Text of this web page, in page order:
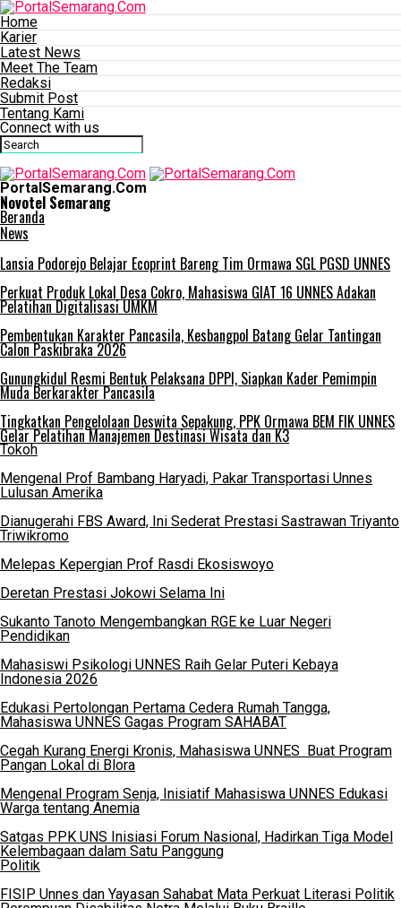
Home
Karier
Latest News
Meet The Team
Redaksi
Submit Post
Tentang Kami
Connect with us
PortalSemarang.Com
Novotel Semarang
Beranda
News
Lansia Podorejo Belajar Ecoprint Bareng Tim Ormawa SGL PGSD UNNES
Perkuat Produk Lokal Desa Cokro, Mahasiswa GIAT 16 UNNES Adakan
Pelatihan Digitalisasi UMKM
Pembentukan Karakter Pancasila, Kesbangpol Batang Gelar Tantingan
Calon Paskibraka 2026
Gunungkidul Resmi Bentuk Pelaksana DPPI, Siapkan Kader Pemimpin
Muda Berkarakter Pancasila
Tingkatkan Pengelolaan Deswita Sepakung, PPK Ormawa BEM FIK UNNES
Gelar Pelatihan Manajemen Destinasi Wisata dan K3
Tokoh
Mengenal Prof Bambang Haryadi, Pakar Transportasi Unnes
Lulusan Amerika
Dianugerahi FBS Award, Ini Sederat Prestasi Sastrawan Triyanto
Triwikromo
Melepas Kepergian Prof Rasdi Ekosiswoyo
Deretan Prestasi Jokowi Selama Ini
Sukanto Tanoto Mengembangkan RGE ke Luar Negeri
Pendidikan
Mahasiswi Psikologi UNNES Raih Gelar Puteri Kebaya
Indonesia 2026
Edukasi Pertolongan Pertama Cedera Rumah Tangga,
Mahasiswa UNNES Gagas Program SAHABAT
Cegah Kurang Energi Kronis, Mahasiswa UNNES Buat Program
Pangan Lokal di Blora
Mengenal Program Senja, Inisiatif Mahasiswa UNNES Edukasi
Warga tentang Anemia
Satgas PPK UNS Inisiasi Forum Nasional, Hadirkan Tiga Model
Kelembagaan dalam Satu Panggung
Politik
FISIP Unnes dan Yayasan Sahabat Mata Perkuat Literasi Politik